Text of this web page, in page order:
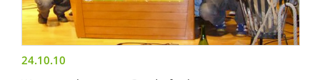
24.10.10